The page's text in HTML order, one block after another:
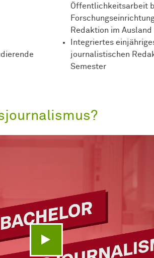
Öffentlichkeitsarbeit
Redaktion im Ausland
Integriertes
journalistischen
Semester
Video abspielen